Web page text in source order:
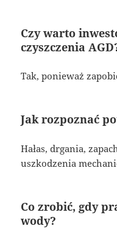
Czy warto
czyszczenia
Tak, ponieważ
Jak rozpoznać
Hałas, drgania,
uszkodzenia
Co zrobić, gdy
wody?